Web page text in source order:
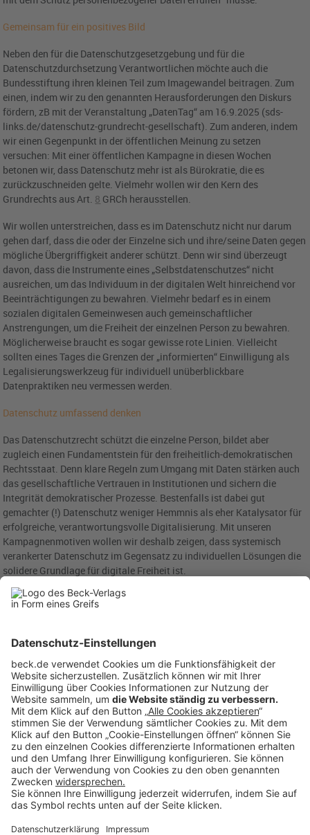
Gemeinsam für ein positives Bild
Neben den für die Datenschutzgesetzgebung und für die
Datenschutzdurchsetzung Verantwortlichen möchte auch die
Bundesstiftung ihren kleinen Teil zum Imagewandel beitragen. Zum
einen, indem wir zu den genannten Herausforderungen den Diskurs
fördern, zB mit der Veranstaltung „DatenTag“ am 16.9.2025 (sds-
links.de/datenschutz-grundrecht-gesellschaft). Zum anderen, indem
wir einen Gegenpunkt in der öffentlichen Meinung zu setzen
versuchen: Mit einer öffentlichen Kampagne in diesen Wochen
betonen wir, dass Datenschutz mehr ist als Bürokratie, die es
zurückzuschneiden gelte. Vielmehr wollen wir den Kern des
Grundrechts ausArt. 8 GRCh herausstellen.
Wir wollen unterstreichen, dass es im Datenschutz nicht nur darum
gehen darf, dass die oder der Einzelne sich und ihre/seine Daten gegen
mögliche Übergriffigkeit anderer schützt. Denn wir sind überzeugt
davon, dass die Instrumente eines „Selbstdatenschutzes“ nicht
ausreichen, um das Individuum in der digitalen Welt hinreichend vor
Beeinträchtigungen zu bewahren. Vielmehr bedarf es in einem
sozialen digitalen Gemeinwesen auch gemeinschaftlicher
Anstrengungen, um die Freiheit der einzelnen Person zu bewahren.
Möglicherweise braucht es sogar gewisse rote Linien. Vielleicht
sollten eines Tages die Grenzen der „informierten“ Einwilligung als
Legalisierungswerkzeug für individuell unüberblickbare
Datenpraktiken neu vermessen werden.
Datenschutz umfassend denken
Das Datenschutzrecht schützt die einzelne Person, bildet aber
zugleich einen Fundamentstein für den freiheitlich-demokratischen
Rechtsstaat. Denn klare Regeln zum Umgang mit Daten stärken auch
das gesellschaftliche Vertrauen in Institutionen und sichern die
Integrität demokratischer Prozesse. Bestenfalls ist dabei gut
gemachter (!) Datenschutz weniger Hemmnis als eher Katalysator für
erfolgreiche, verantwortungsvolle Digitalisierung. Mit unseren
Kampagnenmotiven wollen wir deshalb zeigen, dass systemisch
verankerter Datenschutz im Gegensatz zu individuellen Lösungen die
solidere Grundlage für digitale Freiheit ist.
Anzeigen: